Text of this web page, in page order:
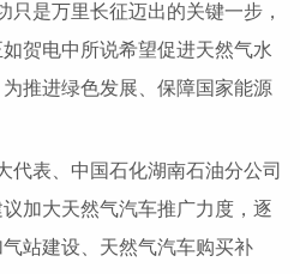
只是万里长征迈出的关键一步，
贺电中所说希望促进天然气水
推进绿色发展、保障国家能源
代表、中国石化湖南石油分公司
加大天然气汽车推广力度，逐
站建设、天然气汽车购买补